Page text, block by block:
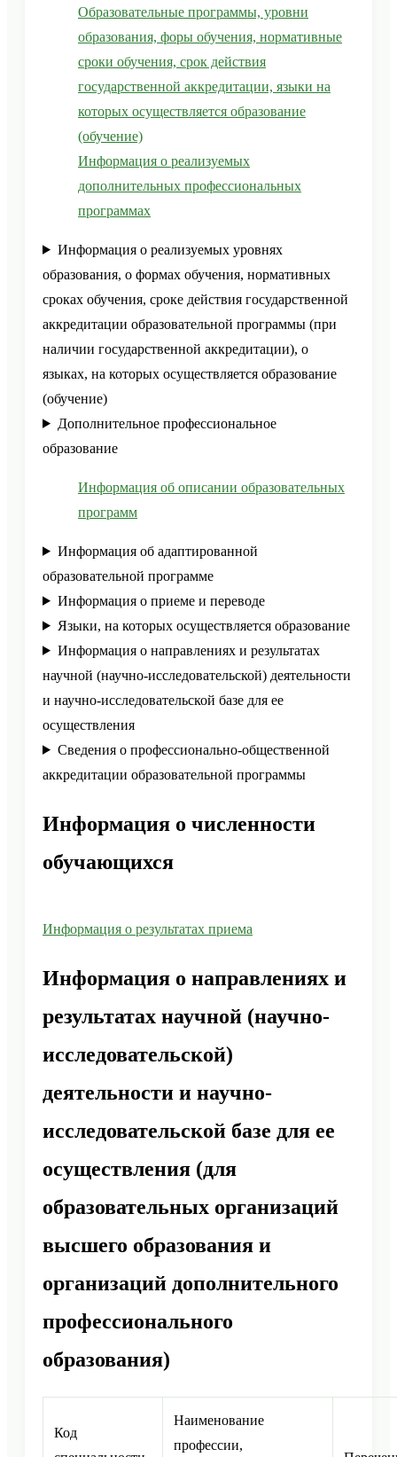
Образовательные программы, уровни
образования, форы обучения, нормативные
сроки обучения, срок действия
государственной аккредитации, языки на
которых осуществляется образование
(обучение)
Информация о реализуемых
дополнительных профессиональных
программах
Информация о реализуемых уровнях
образования, о формах обучения, нормативных
сроках обучения, сроке действия государственной
аккредитации образовательной программы (при
наличии государственной аккредитации), о
языках, на которых осуществляется образование
(обучение)
Дополнительное профессиональное
образование
Информация об описании образовательных
программ
Информация об адаптированной
образовательной программе
Информация о приеме и переводе
Языки, на которых осуществляется образование
Информация о направлениях и результатах
научной (научно-исследовательской) деятельности
и научно-исследовательской базе для ее
осуществления
Сведения о профессионально-общественной
аккредитации образовательной программы
Информация о численности
обучающихся
Информация о результатах приема
Информация о направлениях и
результатах научной (научно-
исследовательской)
деятельности и научно-
исследовательской базе для ее
осуществления (для
образовательных организаций
высшего образования и
организаций дополнительного
профессионального
образования)
Код
Наименование
профессии,